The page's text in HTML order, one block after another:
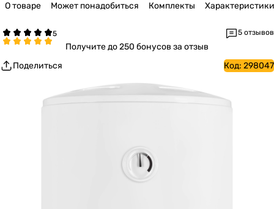
О товаре Может понадобиться Комплекты Характеристики
5 отзывов
Получитедо 250 бонусов за отзыв
Поделиться
Код: 298047